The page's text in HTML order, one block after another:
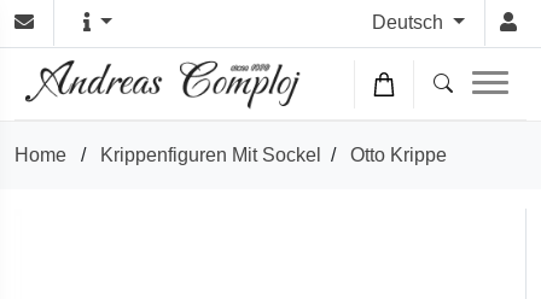
Deutsch
Home / Krippenfiguren Mit Sockel / Otto Krippe